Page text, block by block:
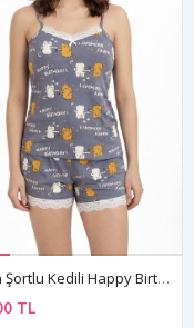
Kadın Şortlu Kedili Happy Birthday Desenli Doğum Günü Hediyesi Pijama Takımı Yazlık Uyku Seti
TL